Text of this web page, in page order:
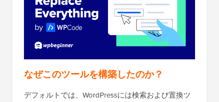
なぜこのツールを構築したのか？
デフォルトでは、WordPressには検索および置換ツ